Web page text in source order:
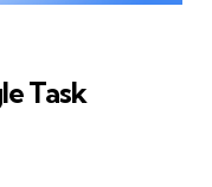
Task